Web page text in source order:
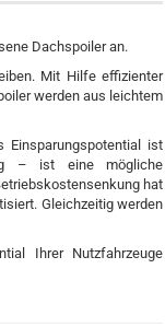
Dachspoiler an.
Mit Hilfe effizienter
werden aus leichtem
Einsparungspotential ist
– ist eine mögliche
hat
Gleichzeitig werden
Ihrer Nutzfahrzeuge